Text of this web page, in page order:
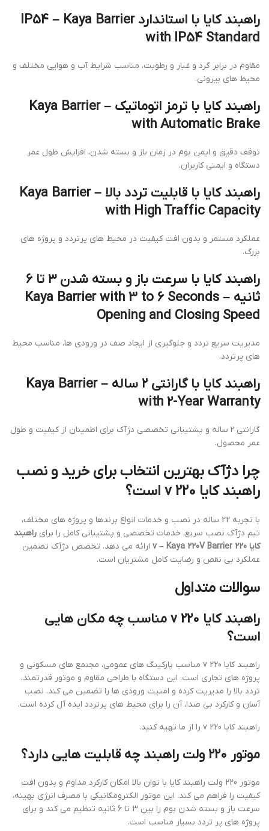
راهبند کایا با استاندارد IP54 – Kaya Barrier
with IP54 Standard
مقاوم در برابر گرد و غبار و رطوبت، مناسب شرایط آب و هوایی مختلف و
محیط های بیرونی.
راهبند کایا با ترمز اتوماتیک – Kaya Barrier
with Automatic Brake
توقف دقیق و ایمن بوم در زمان باز و بسته شدن، افزایش طول عمر
دستگاه و ایمنی کاربران.
راهبند کایا با قابلیت تردد بالا – Kaya Barrier
with High Traffic Capacity
عملکرد مستمر و بدون افت کیفیت در محیط های پرتردد و پروژه های
بزرگ.
راهبند کایا با سرعت باز و بسته شدن ۳ تا ۶
ثانیه – Kaya Barrier with 3 to 6 Seconds
Opening and Closing Speed
مدیریت سریع تردد و جلوگیری از ایجاد صف در ورودی ها، مناسب محیط
های پرتردد.
راهبند کایا با گارانتی ۲ ساله – Kaya Barrier
with 2-Year Warranty
گارانتی ۲ ساله و پشتیبانی تخصصی دژآک برای اطمینان از کیفیت و طول
عمر محصول.
چرا دژآک بهترین انتخاب برای خرید و نصب
راهبند کایا 220 v است؟
با تجربه 22 ساله در نصب و خدمات انواع برندها و پروژه های مختلف،
تیم دژآک نصب سریع، خدمات تخصصی و پشتیبانی کامل را برای راهبند
کایا 220 v – Kaya 220V Barrier
ارائه می دهد. تخصص دژآک تضمین
عملکرد بی نقص و رضایت کامل مشتریان است.
سوالات متداول
راهبند کایا 220 v مناسب چه مکان هایی
است؟
راهبند کایا 220 v مناسب پارکینگ های عمومی، مجتمع های مسکونی و
پروژه های تجاری است. این دستگاه با طراحی مقاوم و موتور قدرتمند،
تردد بالا را مدیریت کرده و امنیت ورودی ها را تضمین می کند. نصب
آسان و کارکرد بی صدا، آن را برای محیط های پرتردد ایده آل کرده است.
راهبند کایا 220 v را از ما تهیه کنید.
موتور 220 ولت راهبند چه قابلیت هایی دارد؟
موتور 220 ولت راهبند کایا با توان بالا امکان کارکرد مداوم و بدون افت
کیفیت را فراهم می کند. این موتور الکترومکانیکی با مصرف انرژی بهینه،
سرعت باز و بسته شدن بوم را بین 3 تا 6 ثانیه تنظیم می کند و برای
پروژه های پر تردد بسیار مناسب است.